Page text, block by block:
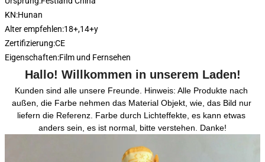
KN:Hunan
Alter empfehlen:18+,14+y
Zertifizierung:CE
Eigenschaften:Film und Fernsehen
Hallo! Willkommen in unserem Laden!
Kunden sind alle unsere Freunde. Hinweis: Alle Produkte nach
außen, die Farbe nehmen das Material Objekt, wie, das Bild nur
liefern die Referenz. Farbe durch Lichteffekte, es kann etwas
anders sein, es ist normal, bitte verstehen. Danke!